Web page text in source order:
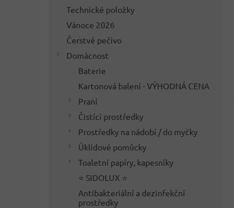
Technické položky
Vánoce 2026
Čerstvé pečivo
Domácnost
Baterie
Kartonová balení - VÝHODNÁ CENA
Praní
Čistící prostředky
Prostředky na nádobí / do myčky
Úklidové pomůcky
Toaletní papíry, kapesníky
⭐ SIDOLUX ⭐
Antibakteriální a dezinfekční
prostředky